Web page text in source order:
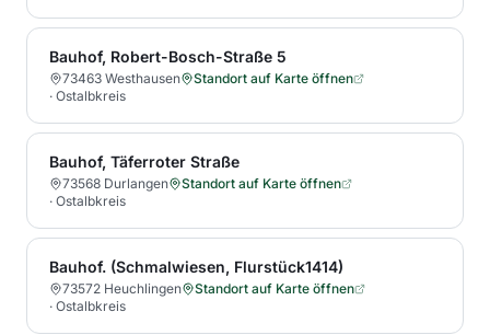
Bauhof, Robert-Bosch-Straße 5
73463 Westhausen
Standort auf Karte öffnen
· Ostalbkreis
Bauhof, Täferroter Straße
73568 Durlangen
Standort auf Karte öffnen
· Ostalbkreis
Bauhof. (Schmalwiesen, Flurstück1414)
73572 Heuchlingen
Standort auf Karte öffnen
· Ostalbkreis